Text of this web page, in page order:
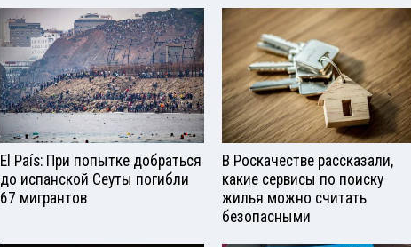
El País: При попытке добраться
до испанской Сеуты погибли
67 мигрантов
В Роскачестве рассказали,
какие сервисы по поиску
жилья можно считать
безопасными